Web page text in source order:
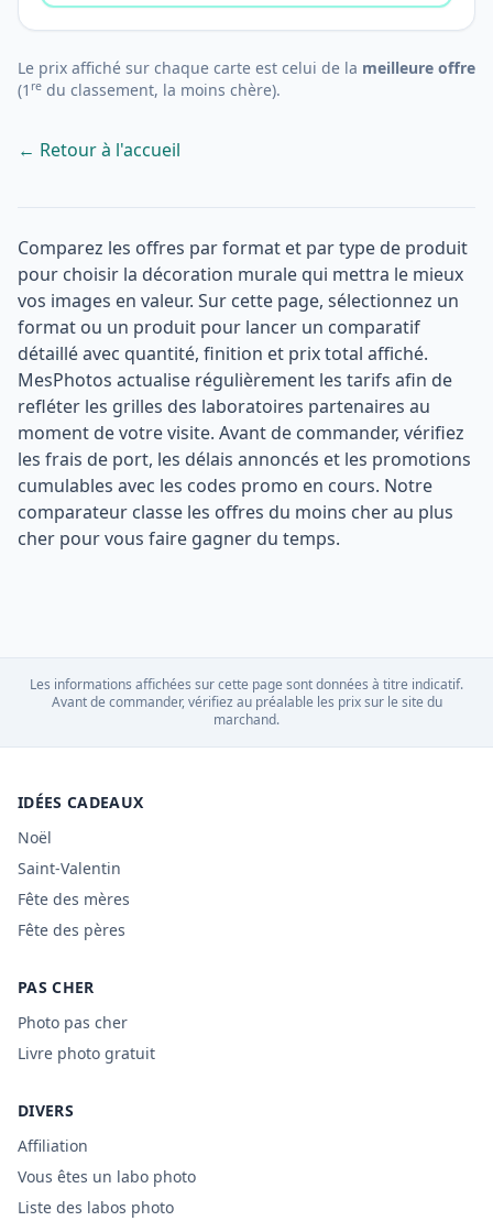
Le prix affiché sur chaque carte est celui de la meilleure offre
(1 re du classement, la moins chère).
← Retour à l'accueil
Comparez les offres par format et par type de produit
pour choisir la décoration murale qui mettra le mieux
vos images en valeur. Sur cette page, sélectionnez un
format ou un produit pour lancer un comparatif
détaillé avec quantité, finition et prix total affiché.
MesPhotos actualise régulièrement les tarifs afin de
refléter les grilles des laboratoires partenaires au
moment de votre visite. Avant de commander, vérifiez
les frais de port, les délais annoncés et les promotions
cumulables avec les codes promo en cours. Notre
comparateur classe les offres du moins cher au plus
cher pour vous faire gagner du temps.
Les informations affichées sur cette page sont données à titre indicatif.
Avant de commander, vérifiez au préalable les prix sur le site du
marchand.
IDÉES CADEAUX
Noël
Saint-Valentin
Fête des mères
Fête des pères
PAS CHER
Photo pas cher
Livre photo gratuit
DIVERS
Affiliation
Vous êtes un labo photo
Liste des labos photo